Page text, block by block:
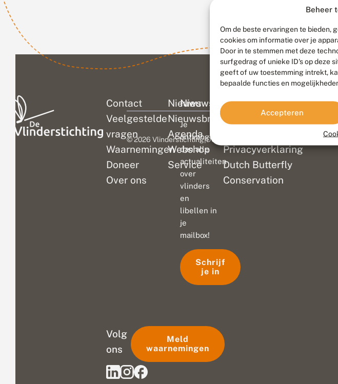
Beheer
Om de beste ervaringen te bieden,
cookies om informatie over je
Door in te stemmen met deze
surfgedrag of unieke ID's op deze
geeft of uw toestemming intrekt,
bepaalde functies en
Accepteren
Contact
Veelgestelde
vragen
Waarnemingen
Doneer
Over ons
Nieuws
Nieuwsbrief
Agenda
Webshop
Service
Colofon
Disclaimer
Privacyverklaring
Dutch Butterfly
Conservation
Nieuwsbrief
Je
ontvangt
dan alle
actualiteiten
over
vlinders
en
libellen in
je
mailbox!
Schrijf
je in
Volg
ons
Meld
waarnemingen
© 2026 Vlinderstichting|Duurzaam ontwikkeld door Go2People,